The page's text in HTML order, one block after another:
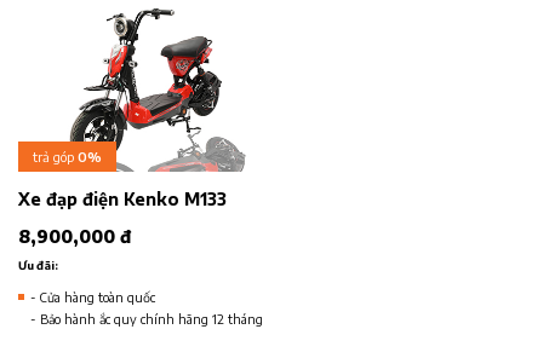
trả góp 0%
Xe đạp điện Kenko M133
8,900,000 đ
Ưu đãi:
- Cửa hàng toàn quốc
- Bảo hành ắc quy chính hãng 12 tháng